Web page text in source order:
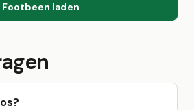
Footbeen laden